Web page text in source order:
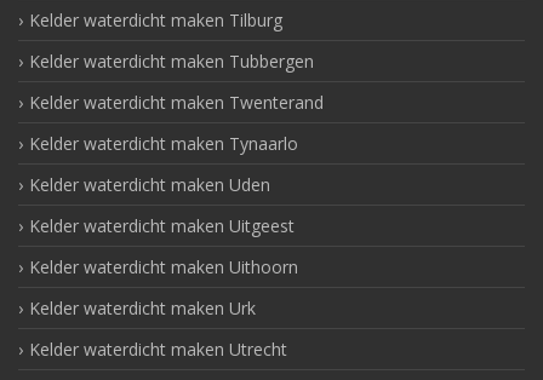
Kelder waterdicht maken Tilburg
Kelder waterdicht maken Tubbergen
Kelder waterdicht maken Twenterand
Kelder waterdicht maken Tynaarlo
Kelder waterdicht maken Uden
Kelder waterdicht maken Uitgeest
Kelder waterdicht maken Uithoorn
Kelder waterdicht maken Urk
Kelder waterdicht maken Utrecht